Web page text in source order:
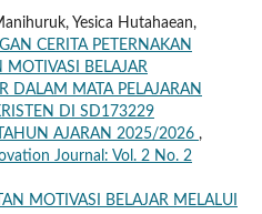
Yesica Hutahaean,
CERITA PETERNAKAN
MOTIVASI BELAJAR
DALAM MATA PELAJARAN
DI SD173229
AJARAN 2025/2026 ,
Journal: Vol. 2 No. 2
MOTIVASI BELAJAR MELALUI